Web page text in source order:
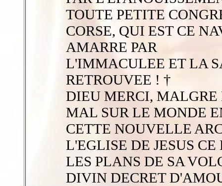
TOUTE PETITE
CORSE, QUI EST CE
AMARRE PAR
L'IMMACULEE ET LA
RETROUVEE ! †
DIEU MERCI, MALGRE
MAL SUR LE MONDE
CETTE NOUVELLE
L'EGLISE DE JESUS
LES PLANS DE SA
DIVIN DECRET